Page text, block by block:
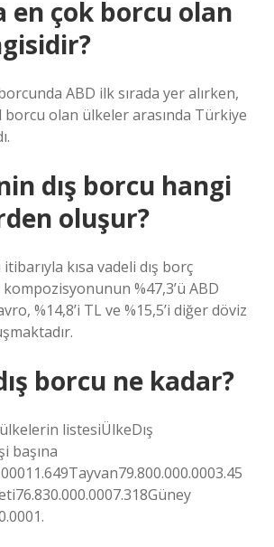
en çok borcu olan
ABD ilk sırada yer alırken,
olan ülkeler arasında Türkiye
dış borcu hangi
oluşur?
kısa vadeli dış borç
%47,3’ü ABD
%14,8’i TL ve %15,5’i diğer döviz
borcu ne kadar?
listesiÜlkeDış
başına